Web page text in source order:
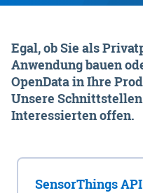
Egal, ob Sie als
Anwendung bauen
OpenData in Ihre
Unsere
Interessierten offen.
SensorThings API